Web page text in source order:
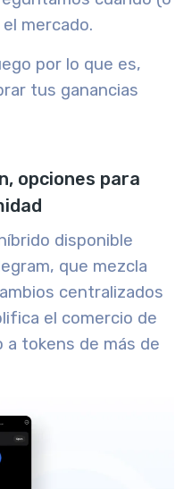
mercado.
por lo que es,
tus ganancias
opciones para
disponible
que mezcla
centralizados
el comercio de
a tokens de más de